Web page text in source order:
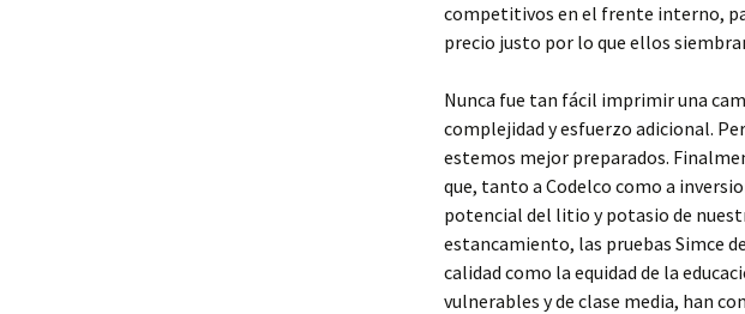
competitivos en el frente interno,
precio justo por lo que ellos
Nunca fue tan fácil imprimir una
complejidad y esfuerzo adicional.
estemos mejor preparados.
que, tanto a Codelco como a
potencial del litio y potasio de
estancamiento, las pruebas Simce
calidad como la equidad de la
vulnerables y de clase media, han